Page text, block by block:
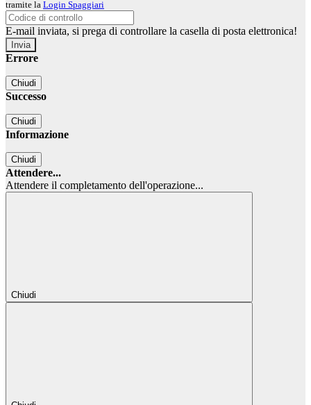
tramite la Login Spaggiari
E-mail inviata, si prega di controllare la casella di posta elettronica!
Errore
Chiudi
Successo
Chiudi
Informazione
Chiudi
Attendere...
Attendere il completamento dell'operazione...
Chiudi